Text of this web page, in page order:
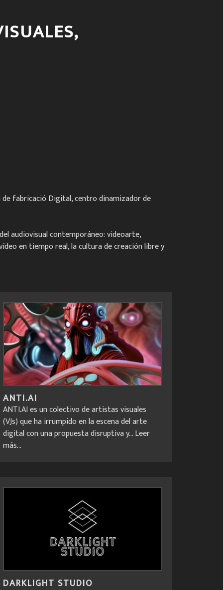
de fabricació Digital, centro dinamizador de
audiovisual contemporáneo: videoarte,
en tiempo real, la cultura de creación libre y
ANTI.AI
ANTI.AI es un colectivo de artistas visuales
(VJs) que ha irrumpido en la escena del arte
digital con una propuesta disruptiva y...Leer
más...
DARKLIGHT STUDIO